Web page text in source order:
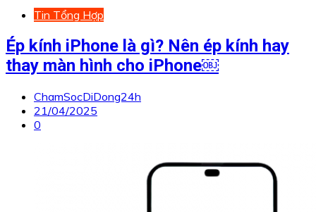
Tin Tổng Hợp
Ép kính iPhone là gì? Nên ép kính hay
thay màn hình cho iPhone￼
ChamSocDiDong24h
21/04/2025
0